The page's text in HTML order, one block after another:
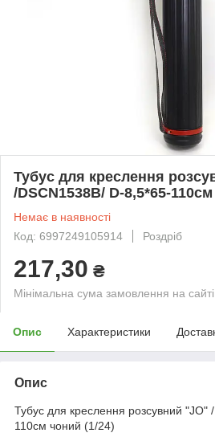
Тубус для креслення
/DSCN1538B/ D-8,5*65-
Немає в наявності
Код: 6997249105914
Роздріб
217,30 ₴
Мінімальна сума замовлення на
Опис Характеристики
Опис
Тубус для креслення розсувний "JO"
110см чоний (1/24)